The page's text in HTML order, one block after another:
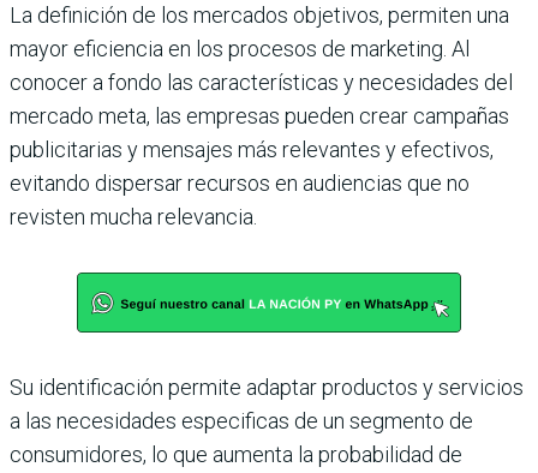
La definición de los mercados objetivos, permiten una
mayor eficiencia en los procesos de marketing. Al
conocer a fondo las características y necesidades del
mercado meta, las empresas pueden crear campañas
publicitarias y mensajes más relevantes y efectivos,
evitando dispersar recursos en audiencias que no
revisten mucha relevancia.
Su identificación permite adaptar productos y servicios
a las necesidades especificas de un segmento de
consumidores, lo que aumenta la probabilidad de